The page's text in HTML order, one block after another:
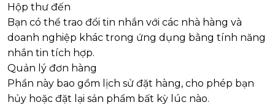
Hộp thư đến
Bạn có thể trao đổi tin nhắn với các nhà hàng và
doanh nghiệp khác trong ứng dụng bằng tính năng
nhắn tin tích hợp.
Quản lý đơn hàng
Phần này bao gồm lịch sử đặt hàng, cho phép bạn
hủy hoặc đặt lại sản phẩm bất kỳ lúc nào.